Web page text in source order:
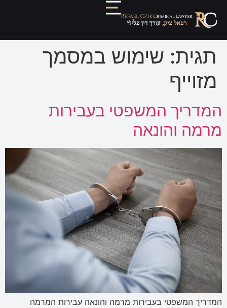
תגית: שימוש במסמך
מזוייף
המדריך המשפטי בעבירות
מרמה והונאה
המדריך המשפטי בעבירות מרמה והונאה עבירות המרמה